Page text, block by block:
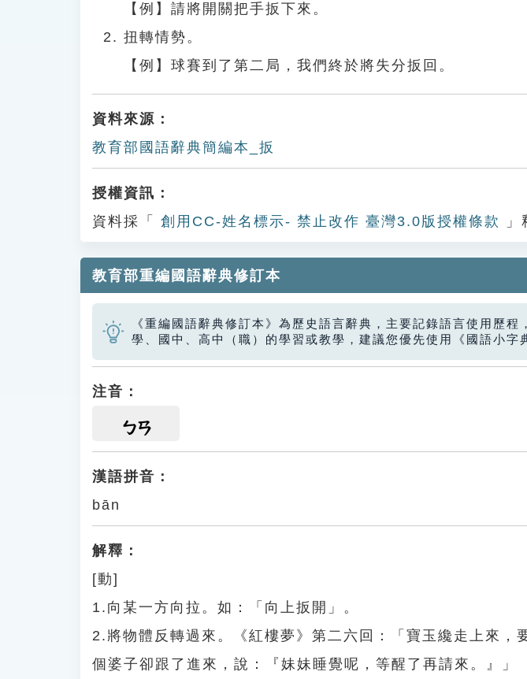
【例】請將開關把手扳下來。
扭轉情勢。
【例】球賽到了第二局，我們終於將失分扳回。
資料來源：
教育部國語辭典簡編本_扳
授權資訊：
資料採「
創用CC-姓名標示- 禁止改作 臺灣3.0版授權條款 」
教育部重編國語辭典修訂本
《重編國語辭典修訂本》為歷史語言辭典，主要記錄語言使用歷
學、國中、高中（職）的學習或教學，建議您優先使用《國語小字
注音：
ㄅㄢ
漢語拼音：
bān
解釋：
[動]
1.向某一方向拉。如：「向上扳開」。
2.將物體反轉過來。《紅樓夢》第二六回：「寶玉纔走上來，
個婆子卻跟了進來，說：『妹妹睡覺呢，等醒了再請來。』」